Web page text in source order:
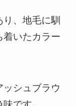
り、地毛に馴
着いたカラー
シュブラウ